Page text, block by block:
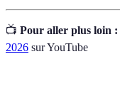
📺 Pour aller plus loin :
2026 sur YouTube